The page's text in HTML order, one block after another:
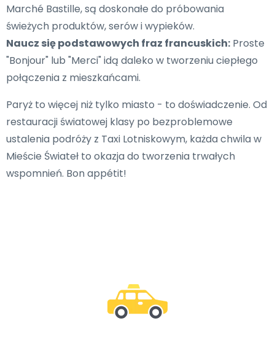
Marché Bastille, są doskonałe do próbowania
świeżych produktów, serów i wypieków.
Naucz się podstawowych fraz francuskich: Proste
"Bonjour" lub "Merci" idą daleko w tworzeniu ciepłego
połączenia z mieszkańcami.
Paryż to więcej niż tylko miasto - to doświadczenie. Od
restauracji światowej klasy po bezproblemowe
ustalenia podróży z Taxi Lotniskowym, każda chwila w
Mieście Świateł to okazja do tworzenia trwałych
wspomnień. Bon appétit!